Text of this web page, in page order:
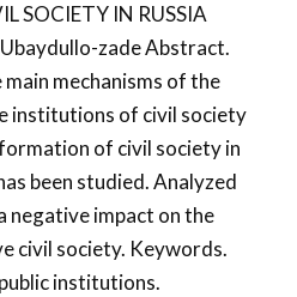
SOCIETY IN RUSSIA
zade Abstract.
mechanisms of the
institutions of civil society
of civil society in
been studied. Analyzed
negative impact on the
civil society. Keywords.
institutions.